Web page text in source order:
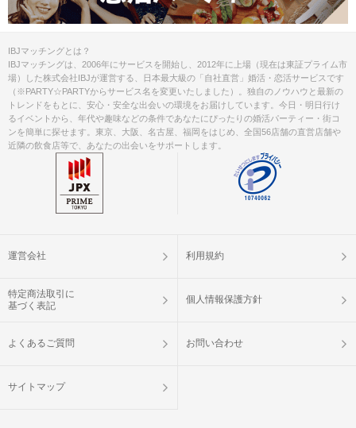
IBJマッチングとは？
IBJマッチングは、2006年にサービスを開始し、2012年に上場（現在は東証プライム市
場）した株式会社IBJが運営する、日本最大級の「自社直営」婚活・恋活サービスです
（※PARTY☆PARTYからサービス名を変更いたしました）。独自のノウハウと最新の
トレンドをもとに、安心・安全な出会いの環境をお届けしています。今日・明日行け
るイベントから、年代や趣味などの条件であなたにぴったりの婚活パーティー・街コ
ンを簡単に探せます。東京、大阪、名古屋、福岡をはじめ、全国56店舗の直営店舗や
近隣の飲食店等で、あなたの出会いをサポートします。
運営会社 利用規約
特定商法取引に
基づく表記
個人情報保護方針
よくあるご質問 お問い合わせ
サイトマップ